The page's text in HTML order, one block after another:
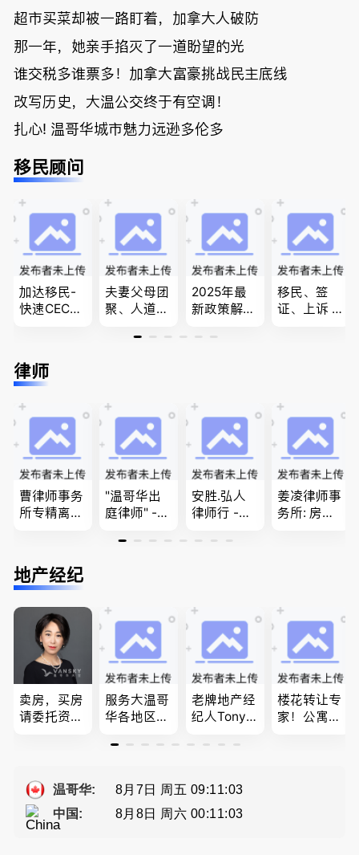
超市买菜却被一路盯着，加拿大人破防
那一年，她亲手掐灭了一道盼望的光
谁交税多谁票多！加拿大富豪挑战民主底线
改写历史，大温公交终于有空调！
扎心! 温哥华城市魅力远逊多伦多
移民顾问
加达移民-
快速CEC&P
民上诉、家
庭团聚，特
商业移民，
名校申请
夫妻父母团
聚、人道移
和工签 移
移民签证
、翻译和海
牙认证
2025年最
新政策解
牌顾问为您
团聚，投资
移民以及各
类省提名和
技术移民
移民、签
证、上诉 --
律师
曹律师事务
所专精离
经济纠纷，
財產分割，
买卖
"温哥华出
庭律师" -
务所 - 劳动
纠纷，审判
安胜.弘人
律师行 -
最大的华人
律师、多语
种服务、高
效优质、助
您安心乐
业、胜劵稳
操)
姜凌律师事
务所: 房产
地产经纪
卖房，买房
请委托资深
评
服务大温哥
华各地区的
地产专业持
Sophia Fan
资产规划管
老牌地产经
纪人Tony L
经验买卖
佣
楼花转让专
家！公寓销
温哥华:
8月7日 周五 09:11:03
中国:
8月8日 周六 00:11:03